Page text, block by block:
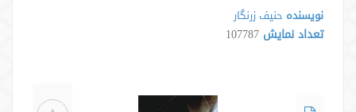
نویسنده حنیف زرنگار
تعداد نمایش 107787